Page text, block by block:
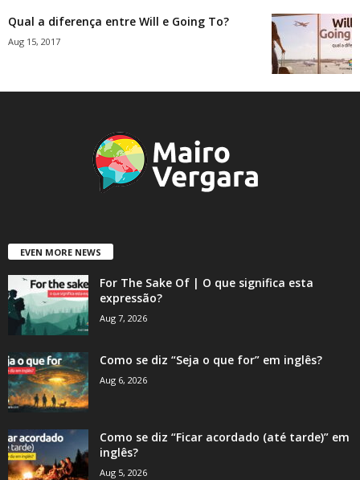
Qual a diferença entre Will e Going To?
Aug 15, 2017
EVEN MORE NEWS
For The Sake Of | O que significa esta
expressão?
Aug 7, 2026
Como se diz “Seja o que for” em inglês?
Aug 6, 2026
Como se diz “Ficar acordado (até tarde)” em
inglês?
Aug 5, 2026